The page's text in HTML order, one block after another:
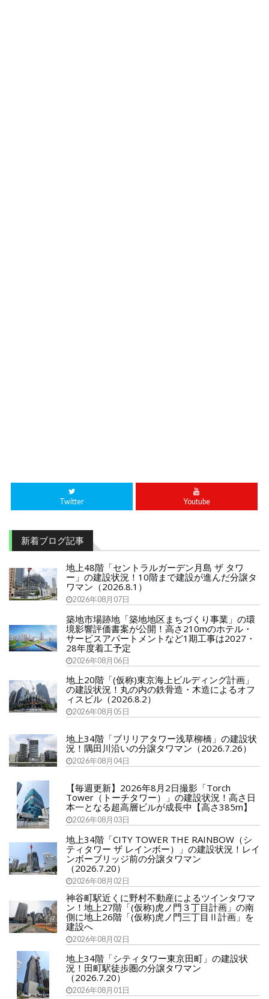
Twitter Youtube
新着ブログ記事
地上48階「セントラルガーデン月島 ザ タワ
ー」の建設状況！10階まで建設が進んだ分譲タ
ワマン（2026.8.1）
2026年08月07日
築地市場跡地「築地地区まちづくり事業」の環
境影響評価書案が公開！高さ210mのホテル・
サービスアパートメントなど1期工事は2027・
28年度着工予定
2026年08月06日
地上20階「(仮称)東京海上ビルディング計画」
の建設状況！丸の内の鉄骨造・木造によるオフ
ィスビル（2026.8.2）
2026年08月05日
地上34階「ブリリアタワー浅草柳橋」の建設状
況！隅田川沿いの分譲タワマン（2026.7.26）
2026年08月04日
【毎週更新】2026年8月2日撮影「Torch
Tower（トーチタワー）」の建設状況！高さ日
本一となる超高層ビルが成長中【高さ385m】
2026年08月03日
地上34階「CITY TOWER THE RAINBOW（シ
ティタワー ザ レインボー）」の建設状況！レイ
ンボーブリッジ前の分譲タワマン
（2026.7.20）
2026年08月02日
神谷町駅近くに野村不動産によるツインタワマ
ン！地上27階「(仮称)虎ノ門３丁目計画」の南
側に地上26階「(仮称)虎ノ門三丁目Ⅱ計画」を
建設へ
2026年08月02日
地上34階「シティタワー東京田町」の建設状
況！田町駅徒歩圏の分譲タワマン
（2026.7.20）
2026年08月01日